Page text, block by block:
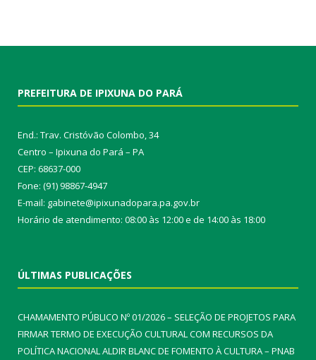
PREFEITURA DE IPIXUNA DO PARÁ
End.: Trav. Cristóvão Colombo, 34
Centro – Ipixuna do Pará – PA
CEP: 68637-000
Fone: (91) 98867-4947
E-mail: gabinete@ipixunadopara.pa.gov.br
Horário de atendimento: 08:00 às 12:00 e de 14:00 às 18:00
ÚLTIMAS PUBLICAÇÕES
CHAMAMENTO PÚBLICO Nº 01/2026 – SELEÇÃO DE PROJETOS PARA
FIRMAR TERMO DE EXECUÇÃO CULTURAL COM RECURSOS DA
POLÍTICA NACIONAL ALDIR BLANC DE FOMENTO À CULTURA – PNAB